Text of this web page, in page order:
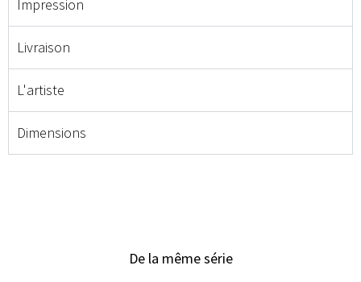
Impression
Livraison
L'artiste
Dimensions
De la même série